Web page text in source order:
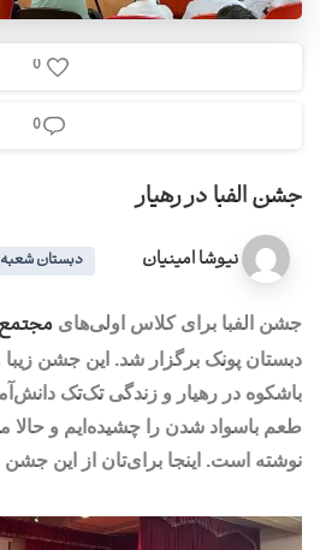
0
0
جشن الفبا در رهیار
نیوشا امینیان دبستان
جشن الفبا برای کلاس اولی‌های
دبستان پونک برگزار شد. این جشن
باشکوه در رهیار و زندگی تک‌تک
طعم باسواد شدن را چشیده‌ایم و حالا
نوشته است. اینجا برای‌تان از این جشن